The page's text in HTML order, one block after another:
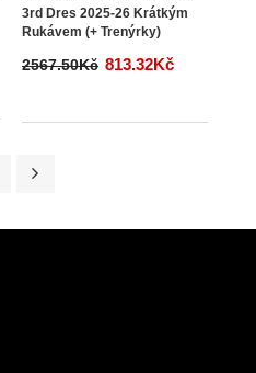
3rd Dres 2025-26 Krátkým
Rukávem (+ Trenýrky)
2567.50Kč 813.32Kč